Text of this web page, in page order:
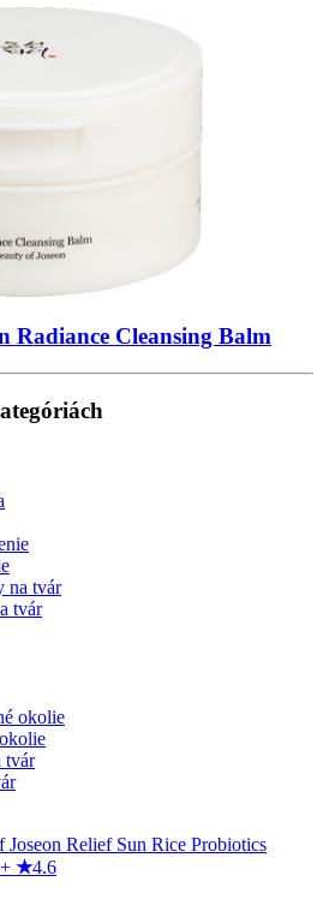
Radiance Cleansing Balm
tvár
Joseon Relief Sun Rice Probiotics
★4.6